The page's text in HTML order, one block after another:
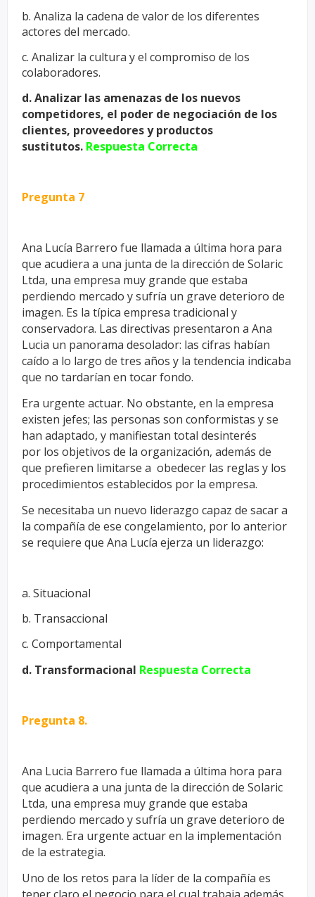
b. Analiza la cadena de valor de los diferentes
actores del mercado.
c. Analizar la cultura y el compromiso de los
colaboradores.
d. Analizar las amenazas de los nuevos
competidores, el poder de negociación de los
clientes, proveedores y productos
sustitutos. Respuesta Correcta
Pregunta 7
Ana Lucía Barrero fue llamada a última hora para
que acudiera a una junta de la dirección de Solaric
Ltda, una empresa muy grande que estaba
perdiendo mercado y sufría un grave deterioro de
imagen. Es la típica empresa tradicional y
conservadora. Las directivas presentaron a Ana
Lucia un panorama desolador: las cifras habían
caído a lo largo de tres años y la tendencia indicaba
que no tardarían en tocar fondo.
Era urgente actuar. No obstante, en la empresa
existen jefes; las personas son conformistas y se
han adaptado, y manifiestan total desinterés
por los objetivos de la organización, además de
que prefieren limitarse a obedecer las reglas y los
procedimientos establecidos por la empresa.
Se necesitaba un nuevo liderazgo capaz de sacar a
la compañía de ese congelamiento, por lo anterior
se requiere que Ana Lucía ejerza un liderazgo:
a. Situacional
b. Transaccional
c. Comportamental
d. Transformacional Respuesta Correcta
Pregunta 8.
Ana Lucia Barrero fue llamada a última hora para
que acudiera a una junta de la dirección de Solaric
Ltda, una empresa muy grande que estaba
perdiendo mercado y sufría un grave deterioro de
imagen. Era urgente actuar en la implementación
de la estrategia.
Uno de los retos para la líder de la compañía es